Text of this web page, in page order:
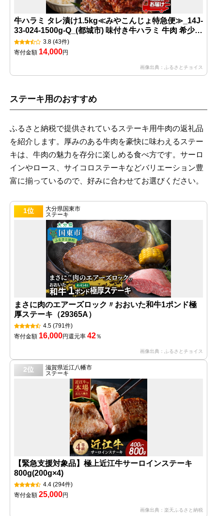
牛ハラミ タレ漬け1.5kg≪みやこんじょ特急便≫_14J-
33-024-1500g-Q_(都城市) 味付き牛ハラミ 牛肉 希少部
位 300gパック 真空 小分け 1500g 焼肉 バーベキュー
3.8 (43件)
寄付金額 14,000円
画像出典：ふるさとチョイス
ステーキ用のおすすめ
ふるさと納税で提供されているステーキ用牛肉の返礼品
を紹介します。厚みのある牛肉を豪快に味わえるステー
キは、牛肉の魅力を存分に楽しめる食べ方です。サーロ
インやロース、サイコロステーキなどバリエーション豊
富に揃っているので、好みに合わせてお選びください。
1位
大分県国東市
ステーキ
まさに肉のエアーズロック〃おおいた和牛1ポンド極
厚ステーキ（29365A）
4.5 (791件)
寄付金額 16,000円還元率 42％
画像出典：ふるさとチョイス
2位
滋賀県近江八幡市
ステーキ
【緊急支援対象品】極上近江牛サーロインステーキ
800g(200g×4)
4.4 (294件)
寄付金額 25,000円
画像出典：楽天ふるさと納税